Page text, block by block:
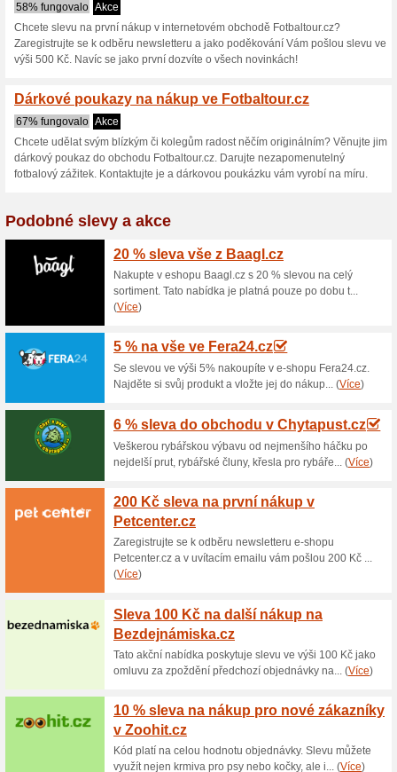
Fotbaltour.cz
2 aktuální nabídky žádná
Zobrazení:
Pokračovat na
Získávejte upozornění na
kupóny do tohoto obchodu.
Aktuální slevy a
500 Kč sleva na
58% fungovalo Akce
Chcete slevu na první
Zaregistrujte se k odběru
výši 500 Kč. Navíc se jako